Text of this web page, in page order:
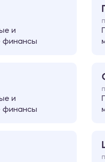
и
финансы
и
финансы